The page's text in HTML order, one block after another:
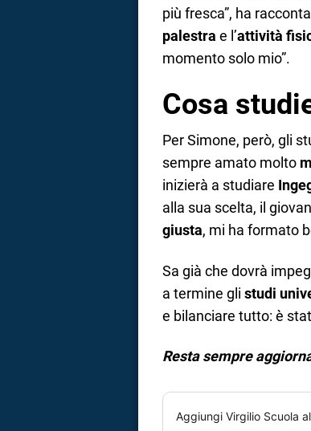
più fresca”, ha
palestra e l’attività
momento solo mio”.
Cosa
Per Simone, però, gli
sempre amato molto
inizierà a studiare
alla sua scelta, il
giusta, mi ha formato
Sa già che dovrà
a termine gli studi
e bilanciare tutto: è
Resta sempre
Aggiungi Virgilio Scuola